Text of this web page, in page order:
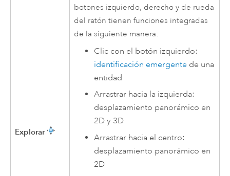
Explorar
botones izquierdo, derecho y de rueda
del ratón tienen funciones integradas
de la siguiente manera:
Clic con el botón izquierdo:
identificación emergente de una
entidad
Arrastrar hacia la izquierda:
desplazamiento panorámico en
2D y 3D
Arrastrar hacia el centro:
desplazamiento panorámico en
2D